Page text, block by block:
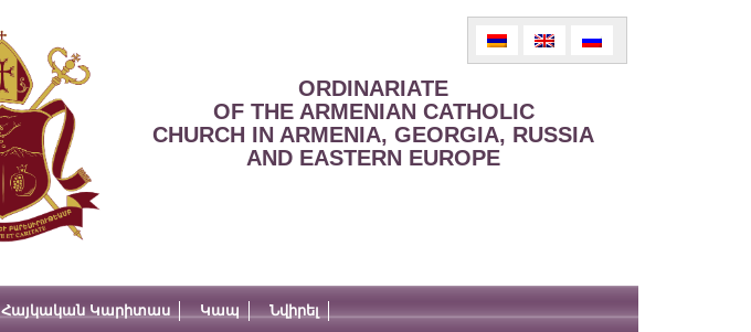
ORDINARIATE
OF THE ARMENIAN CATHOLIC
CHURCH IN ARMENIA, GEORGIA, RUSSIA
AND EASTERN EUROPE
Հայկական Կարիտաս Կապ Նվիրել